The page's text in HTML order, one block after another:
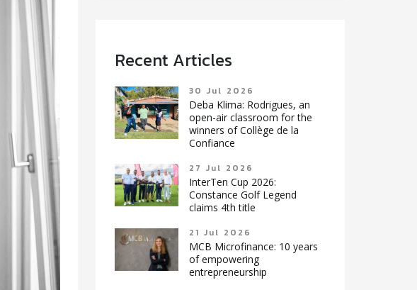
Recent Articles
30 Jul 2026
Deba Klima: Rodrigues, an
open-air classroom for the
winners of Collège de la
Confiance
27 Jul 2026
InterTen Cup 2026:
Constance Golf Legend
claims 4th title
21 Jul 2026
MCB Microfinance: 10 years
of empowering
entrepreneurship